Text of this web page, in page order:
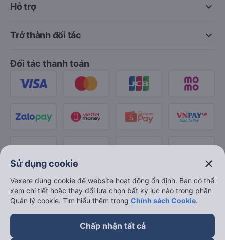
keyboard_arrow_down
Hỗ trợ
keyboard_arrow_down
Trở thành đối tác
Đối tác thanh toán
Sử dụng cookie close
Vexere dùng cookie để website hoạt động ổn định. Bạn có thể
xem chi tiết hoặc thay đổi lựa chọn bất kỳ lúc nào trong phần
Quản lý cookie. Tìm hiểu thêm trong Chính sách Cookie.
Chấp nhận tất cả